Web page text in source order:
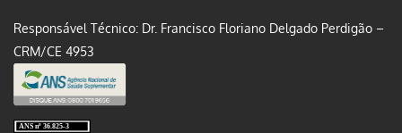
Responsável Técnico: Dr. Francisco Floriano Delgado Perdigão –
CRM/CE 4953